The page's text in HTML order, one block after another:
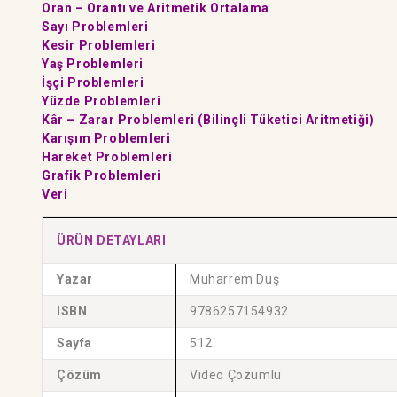
Oran – Orantı ve Aritmetik Ortalama
Sayı Problemleri
Kesir Problemleri
Yaş Problemleri
İşçi Problemleri
Yüzde Problemleri
Kâr – Zarar Problemleri (Bilinçli Tüketici Aritmetiği)
Karışım Problemleri
Hareket Problemleri
Grafik Problemleri
Veri
ÜRÜN DETAYLARI
Yazar Muharrem Duş
ISBN 9786257154932
Sayfa 512
Çözüm Video Çözümlü